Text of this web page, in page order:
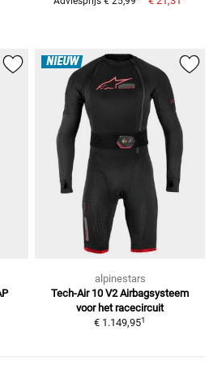
NIEUW
alpinestars
Tech-Air 10 V2 Airbagsysteem
voor het racecircuit
€ 1.149,951